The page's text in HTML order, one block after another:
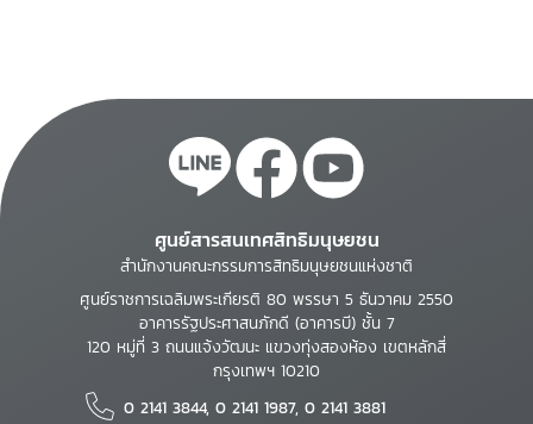
ศูนย์สารสนเทศสิทธิมนุษยชน
สำนักงานคณะกรรมการสิทธิมนุษยชนแห่งชาติ
ศูนย์ราชการเฉลิมพระเกียรติ 80 พรรษา 5 ธันวาคม 2550
อาคารรัฐประศาสนภักดี (อาคารบี) ชั้น 7
120 หมู่ที่ 3 ถนนแจ้งวัฒนะ แขวงทุ่งสองห้อง เขตหลักสี่
กรุงเทพฯ 10210
0 2141 3844, 0 2141 1987, 0 2141 3881